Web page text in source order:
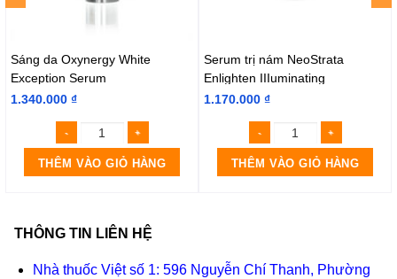
Sáng da Oxynergy White
Exception Serum
1.340.000 ₫
THÊM VÀO GIỎ HÀNG
Serum trị nám NeoStrata
Enlighten IIIuminating
1.170.000 ₫
THÊM VÀO GIỎ HÀNG
THÔNG TIN LIÊN HỆ
Nhà thuốc Việt số 1: 596 Nguyễn Chí Thanh, Phường